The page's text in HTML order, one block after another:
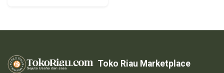
Toko Riau Marketplace